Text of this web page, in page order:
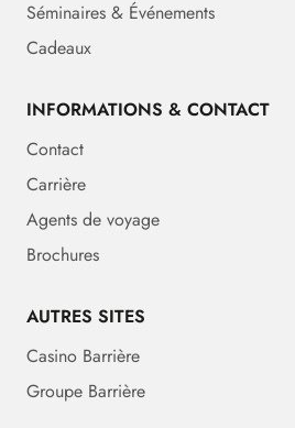
Séminaires & Événements
Cadeaux
INFORMATIONS & CONTACT
Contact
Carrière
Agents de voyage
Brochures
AUTRES SITES
Casino Barrière
Groupe Barrière